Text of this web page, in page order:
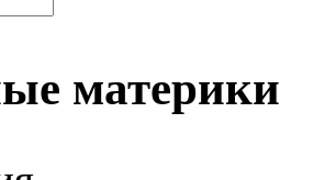
материки